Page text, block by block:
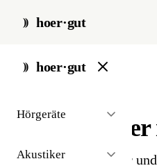
hoer·gut
hoer·gut
Hörgeräte
Akustiker
start / akustiker / doetlingen
1 Hörgeräteakustiker